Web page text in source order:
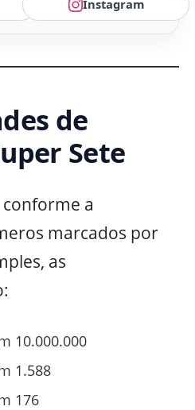
Instagram
de
Sete
a
marcados por
as
10.000.000
1.588
176